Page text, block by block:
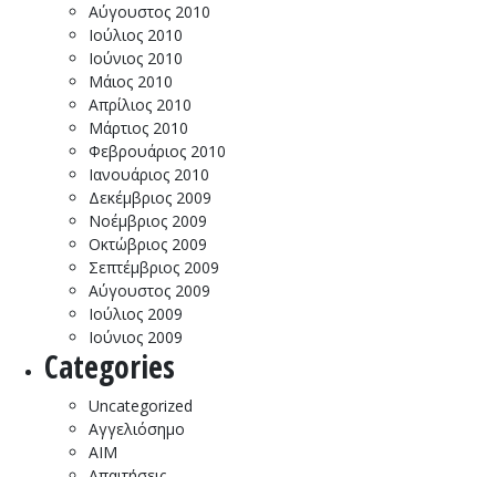
Αύγουστος 2010
Ιούλιος 2010
Ιούνιος 2010
Μάιος 2010
Απρίλιος 2010
Μάρτιος 2010
Φεβρουάριος 2010
Ιανουάριος 2010
Δεκέμβριος 2009
Νοέμβριος 2009
Οκτώβριος 2009
Σεπτέμβριος 2009
Αύγουστος 2009
Ιούλιος 2009
Ιούνιος 2009
Categories
Uncategorized
Αγγελιόσημο
ΑΙΜ